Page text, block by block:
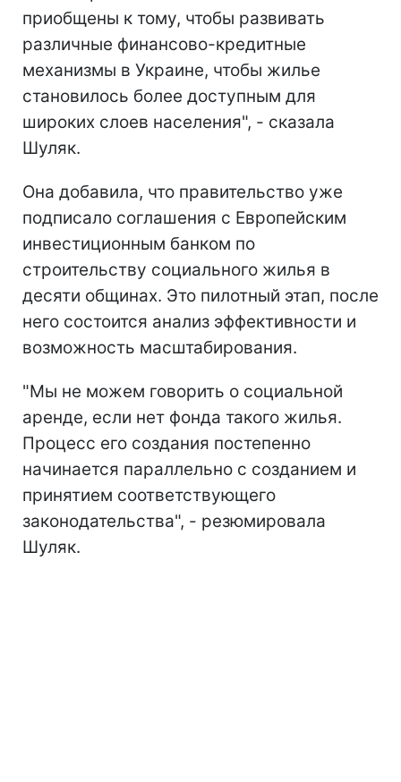
приобщены к тому, чтобы развивать
различные финансово-кредитные
механизмы в Украине, чтобы жилье
становилось более доступным для
широких слоев населения", - сказала
Шуляк.
Она добавила, что правительство уже
подписало соглашения с Европейским
инвестиционным банком по
строительству социального жилья в
десяти общинах. Это пилотный этап, после
него состоится анализ эффективности и
возможность масштабирования.
"Мы не можем говорить о социальной
аренде, если нет фонда такого жилья.
Процесс его создания постепенно
начинается параллельно с созданием и
принятием соответствующего
законодательства", - резюмировала
Шуляк.